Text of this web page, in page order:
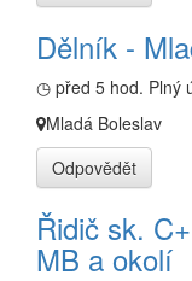
Dělník -
◷ před 5 hod. Plný
Mladá Boleslav
Odpovědět
Řidič sk.
MB a okolí